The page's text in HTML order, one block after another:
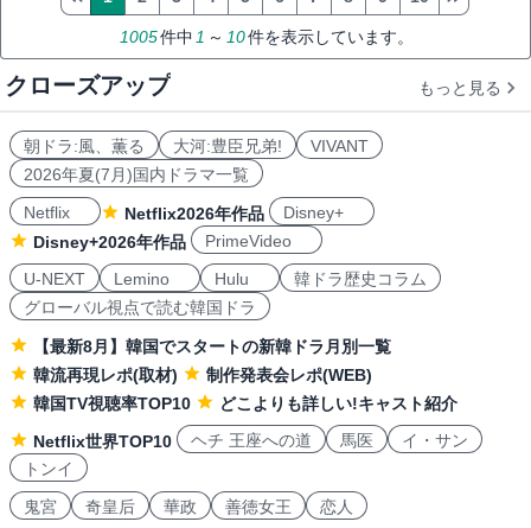
1005件中 1 ～ 10件を表示しています。
クローズアップ もっと見る
朝ドラ:風、薫る 大河:豊臣兄弟!
VIVANT
2026年夏(7月)国内ドラマ一覧
Netflix
Netflix2026年作品
Disney+
Disney+2026年作品
PrimeVideo
U-NEXT
Lemino Hulu
韓ドラ歴史コラム
グローバル視点で読む韓国ドラ
【最新8月】韓国でスタートの新韓ドラ月別一覧
韓流再現レポ(取材)
制作発表会レポ(WEB)
韓国TV視聴率TOP10
どこよりも詳しい!キャスト紹介
Netflix世界TOP10
ヘチ 王座への道 馬医
イ・サン
トンイ
鬼宮
奇皇后 華政 善徳女王 恋人